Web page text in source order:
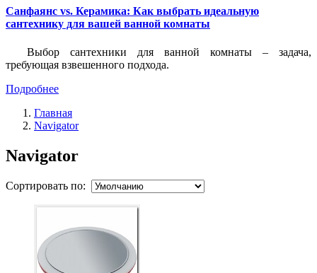
Санфаянс vs. Керамика: Как выбрать идеальную
сантехнику для вашей ванной комнаты
Выбор сантехники для ванной комнаты – задача,
требующая взвешенного подхода.
Подробнее
Главная
Navigator
Navigator
Сортировать по: